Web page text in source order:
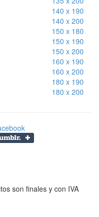
140 x 190
140 x 200
150 x 180
150 x 190
150 x 200
160 x 190
160 x 200
180 x 190
180 x 200
son finales y con IVA